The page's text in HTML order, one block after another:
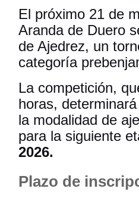
El próximo 21 de
Aranda de Duero
de Ajedrez, un
categoría
La competición,
horas,
la modalidad de
para la siguiente
2026.
Plazo de